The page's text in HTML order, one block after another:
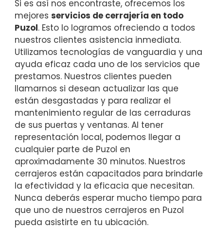
Si es así nos encontraste, ofrecemos los
mejores servicios de cerrajería en todo
Puzol. Esto lo logramos ofreciendo a todos
nuestros clientes asistencia inmediata.
Utilizamos tecnologías de vanguardia y una
ayuda eficaz cada uno de los servicios que
prestamos. Nuestros clientes pueden
llamarnos si desean actualizar las que
están desgastadas y para realizar el
mantenimiento regular de las cerraduras
de sus puertas y ventanas. Al tener
representación local, podemos llegar a
cualquier parte de Puzol en
aproximadamente 30 minutos. Nuestros
cerrajeros están capacitados para brindarle
la efectividad y la eficacia que necesitan.
Nunca deberás esperar mucho tiempo para
que uno de nuestros cerrajeros en Puzol
pueda asistirte en tu ubicación.